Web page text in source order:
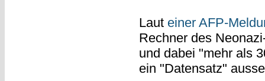
Laut einer AFP-
Rechner des
und dabei "mehr als
ein "Datensatz"